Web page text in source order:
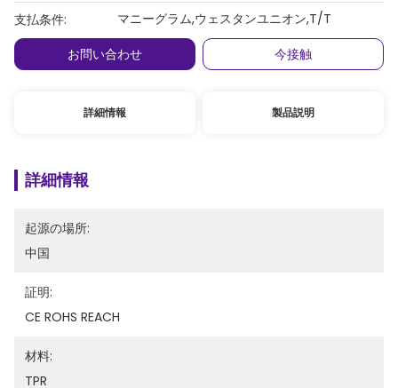
支払条件:
マニーグラム,ウェスタンユニオン,T/T
お問い合わせ
今接触
詳細情報 製品説明
詳細情報
起源の場所:
中国
証明:
CE ROHS REACH
材料:
TPR